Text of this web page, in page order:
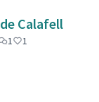
Calafell
1
1